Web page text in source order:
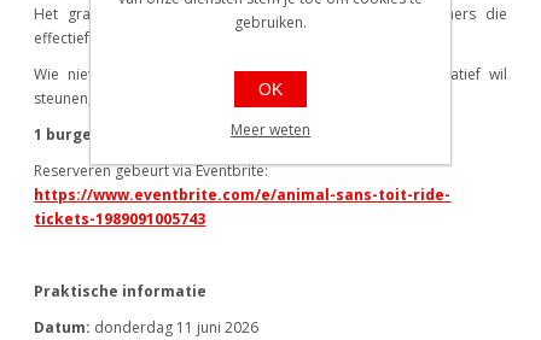
Het gratis paar sokken is enkel voorzien voor deelnemers die
effectief meefietsen.
Wie niet meefietst maar wel graag komt eten en het initiatief wil
steunen, kan kiezen voor de eetformule aan
1 burger + 1 drankje
Reserveren gebeurt via Eventbrite:
https://www.eventbrite.com/e/animal-sans-toit-ride-
tickets-1989091005743
Praktische informatie
Datum: donderdag 11 juni 2026
gebruiken.
OK
Meer weten